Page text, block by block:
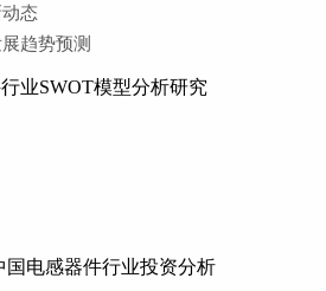
态
趋势预测
业SWOT模型分析研究
国电感器件行业投资分析